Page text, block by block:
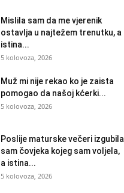
Mislila sam da me vjerenik
ostavlja u najtežem trenutku, a
istina...
5 kolovoza, 2026
Muž mi nije rekao ko je zaista
pomogao da našoj kćerki...
5 kolovoza, 2026
Poslije maturske večeri izgubila
sam čovjeka kojeg sam voljela,
a istina...
5 kolovoza, 2026